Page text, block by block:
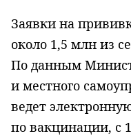
Заявки на
около 1,5 млн из
По данным
и местного
ведет
по вакцинации, с